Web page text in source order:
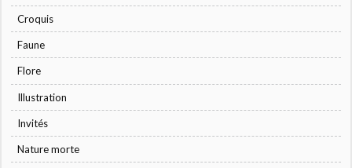
Croquis
Faune
Flore
Illustration
Invités
Nature morte